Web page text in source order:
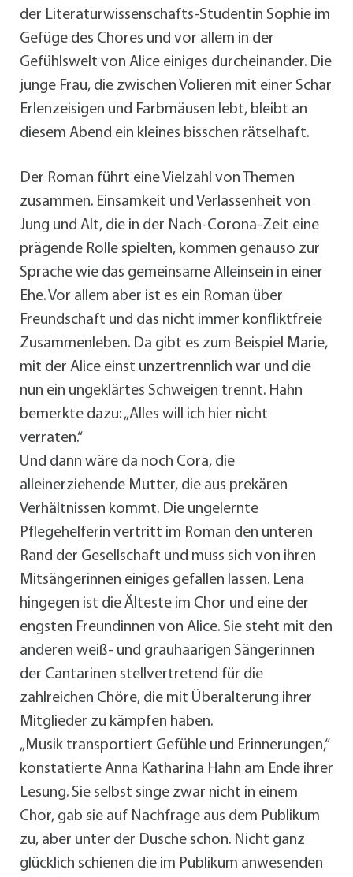
der Literaturwissenschafts-Studentin Sophie im
Gefüge des Chores und vor allem in der
Gefühlswelt von Alice einiges durcheinander. Die
junge Frau, die zwischen Volieren mit einer Schar
Erlenzeisigen und Farbmäusen lebt, bleibt an
diesem Abend ein kleines bisschen rätselhaft.
Der Roman führt eine Vielzahl von Themen
zusammen. Einsamkeit und Verlassenheit von
Jung und Alt, die in der Nach-Corona-Zeit eine
prägende Rolle spielten, kommen genauso zur
Sprache wie das gemeinsame Alleinsein in einer
Ehe. Vor allem aber ist es ein Roman über
Freundschaft und das nicht immer konfliktfreie
Zusammenleben. Da gibt es zum Beispiel Marie,
mit der Alice einst unzertrennlich war und die
nun ein ungeklärtes Schweigen trennt. Hahn
bemerkte dazu: „Alles will ich hier nicht
verraten.“
Und dann wäre da noch Cora, die
alleinerziehende Mutter, die aus prekären
Verhältnissen kommt. Die ungelernte
Pflegehelferin vertritt im Roman den unteren
Rand der Gesellschaft und muss sich von ihren
Mitsängerinnen einiges gefallen lassen. Lena
hingegen ist die Älteste im Chor und eine der
engsten Freundinnen von Alice. Sie steht mit den
anderen weiß- und grauhaarigen Sängerinnen
der Cantarinen stellvertretend für die
zahlreichen Chöre, die mit Überalterung ihrer
Mitglieder zu kämpfen haben.
„Musik transportiert Gefühle und Erinnerungen,“
konstatierte Anna Katharina Hahn am Ende ihrer
Lesung. Sie selbst singe zwar nicht in einem
Chor, gab sie auf Nachfrage aus dem Publikum
zu, aber unter der Dusche schon. Nicht ganz
glücklich schienen die im Publikum anwesenden